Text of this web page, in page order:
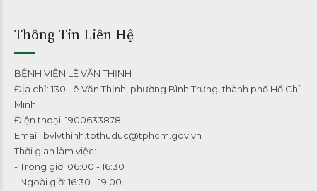
Thông Tin Liên Hệ
BỆNH VIỆN LÊ VĂN THỊNH
Địa chỉ: 130 Lê Văn Thịnh, phường Bình Trưng, thành phố Hồ Chí
Minh
Điện thoại: 1900633878
Email: bvlvthinh.tpthuduc@tphcm.gov.vn
Thời gian làm việc:
- Trong giờ: 06:00 - 16:30
- Ngoài giờ: 16:30 - 19:00